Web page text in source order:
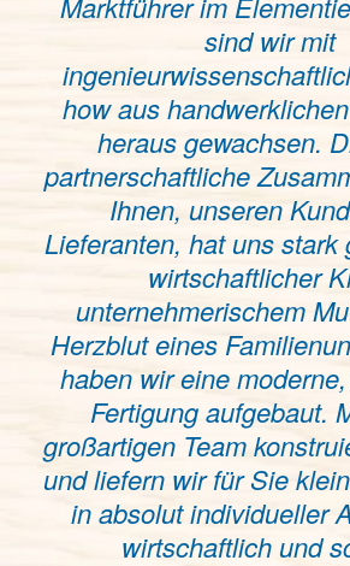
sind wir mit
how aus
heraus gewachsen.
partnerschaftliche
Ihnen, unseren
Lieferanten, hat uns stark
wirtschaftlicher
unternehmerischem
Herzblut eines
haben wir eine
Fertigung aufgebaut.
großartigen Team
und liefern wir für Sie
in absolut individueller
wirtschaftlich und